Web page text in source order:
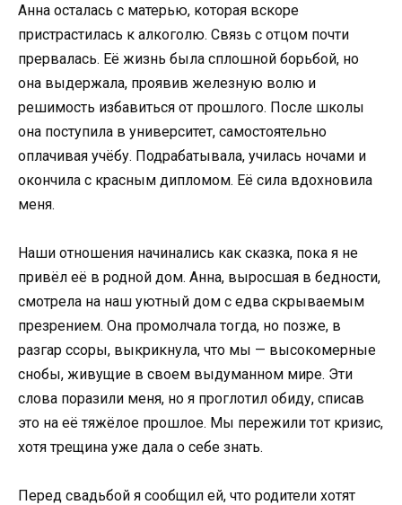
Анна осталась с матерью, которая вскоре
пристрастилась к алкоголю. Связь с отцом почти
прервалась. Её жизнь была сплошной борьбой, но
она выдержала, проявив железную волю и
решимость избавиться от прошлого. После школы
она поступила в университет, самостоятельно
оплачивая учёбу. Подрабатывала, училась ночами и
окончила с красным дипломом. Её сила вдохновила
меня.
Наши отношения начинались как сказка, пока я не
привёл её в родной дом. Анна, выросшая в бедности,
смотрела на наш уютный дом с едва скрываемым
презрением. Она промолчала тогда, но позже, в
разгар ссоры, выкрикнула, что мы — высокомерные
снобы, живущие в своем выдуманном мире. Эти
слова поразили меня, но я проглотил обиду, списав
это на её тяжёлое прошлое. Мы пережили тот кризис,
хотя трещина уже дала о себе знать.
Перед свадьбой я сообщил ей, что родители хотят